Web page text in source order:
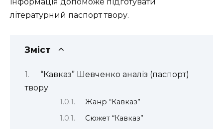
літературний паспорт твору.
Зміст
“Кавказ” Шевченко аналіз (паспорт)
твору
Жанр “Кавказ”
Сюжет “Кавказ”